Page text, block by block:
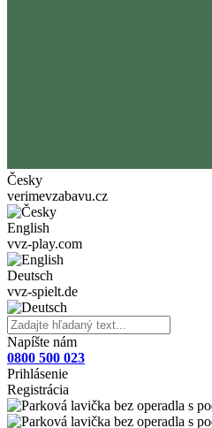
Česky
verimevzabavu.cz
English
vvz-play.com
Deutsch
vvz-spielt.de
Napíšte nám
0800 500 023
Prihlásenie
Registrácia